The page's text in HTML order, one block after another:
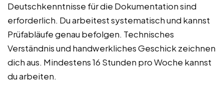
Deutschkenntnisse für die Dokumentation sind
erforderlich. Du arbeitest systematisch und kannst
Prüfabläufe genau befolgen. Technisches
Verständnis und handwerkliches Geschick zeichnen
dich aus. Mindestens 16 Stunden pro Woche kannst
du arbeiten.